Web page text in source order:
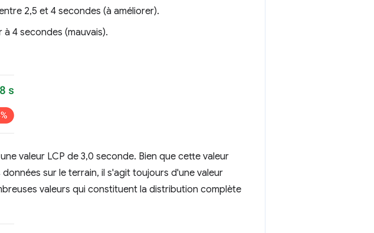
2,5 et 4 secondes (à améliorer).
4 secondes (mauvais).
valeur LCP de 3,0 seconde. Bien que cette valeur
sur le terrain, il s'agit toujours d'une valeur
valeurs qui constituent la distribution complète